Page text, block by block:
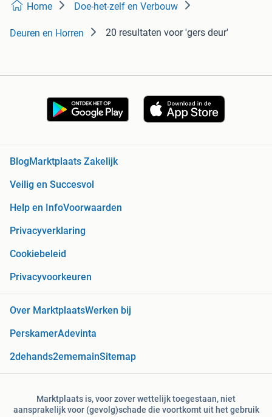
Home Doe-het-zelf en Verbouw
Deuren en Horren 20 resultaten voor 'gers deur'
Blog Marktplaats Zakelijk
Veilig en Succesvol
Help en InfoVoorwaarden
Privacyverklaring
Cookiebeleid
Privacyvoorkeuren
Over MarktplaatsWerken bij
PerskamerAdevinta
2dehands2ememainSitemap
Marktplaats is, voor zover wettelijk toegestaan, niet
aansprakelijk voor (gevolg)schade die voortkomt uit het gebruik